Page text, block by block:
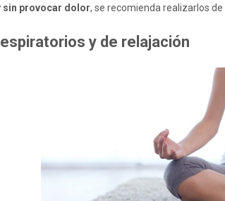
sin provocar dolor, se recomienda realizarlos de
espiratorios y de relajación